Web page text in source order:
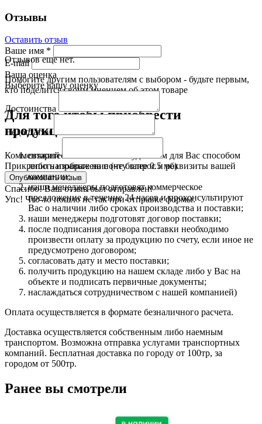
Отзывы
Оставить отзыв
Ваше имя *
E-mail
Ваша оценка
Выберите вашу оценку
Достоинства
Недостатки
Комментарий
Прикрепить изображение (не более 0.5 мб)
Спасибо! Ваш отзыв был отправлен!
Упс! Что-то пошло не так при отправке формы.
Отзывов еще нет.
Помогите другим пользователям с выбором - будьте первым,
кто поделится своим мнением об этом товаре
Для того чтобы приобрести
продукцию:
свяжитесь с нами любым удобным для Вас способом
либо направьте на почту запрос и реквизиты вашей
компании;
наши менеджеры подготовят коммерческое
предложение в течение 24 часов и проконсультируют
Вас о наличии либо сроках производства и поставки;
наши менеджеры подготовят договор поставки;
после подписания договора поставки необходимо
произвести оплату за продукцию по счету, если иное не
предусмотрено договором;
согласовать дату и место поставки;
получить продукцию на нашем складе либо у Вас на
объекте и подписать первичные документы;
наслаждаться сотрудничеством с нашей компанией)
Оплата осуществляется в формате безналичного расчета.
Доставка осуществляется собственным либо наемным
транспортом. Возможна отправка услугами транспортных
компаний. Бесплатная доставка по городу от 100тр, за
городом от 500тр.
Ранее вы смотрели